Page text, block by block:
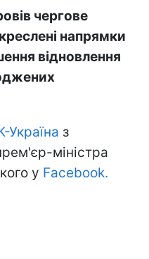
чергове
напрямки
відновлення
Україна з
міністра
у Facebook.